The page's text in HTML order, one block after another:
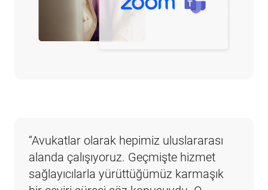
“Avukatlar olarak hepimiz uluslararası
alanda çalışıyoruz. Geçmişte hizmet
sağlayıcılarla yürüttüğümüz karmaşık